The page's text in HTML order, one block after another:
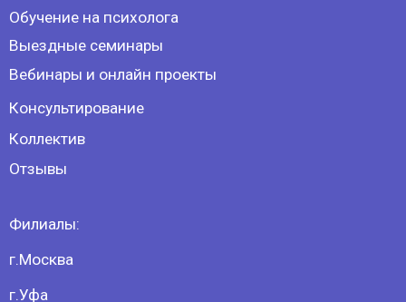
Политика конфиденциальности
Мы в соц сетях:
Оферта
Лицензия на образовательную